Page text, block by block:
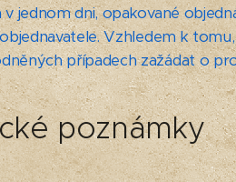
v jednom dni, opakované
Vzhledem k
případech zažádat o
poznámky